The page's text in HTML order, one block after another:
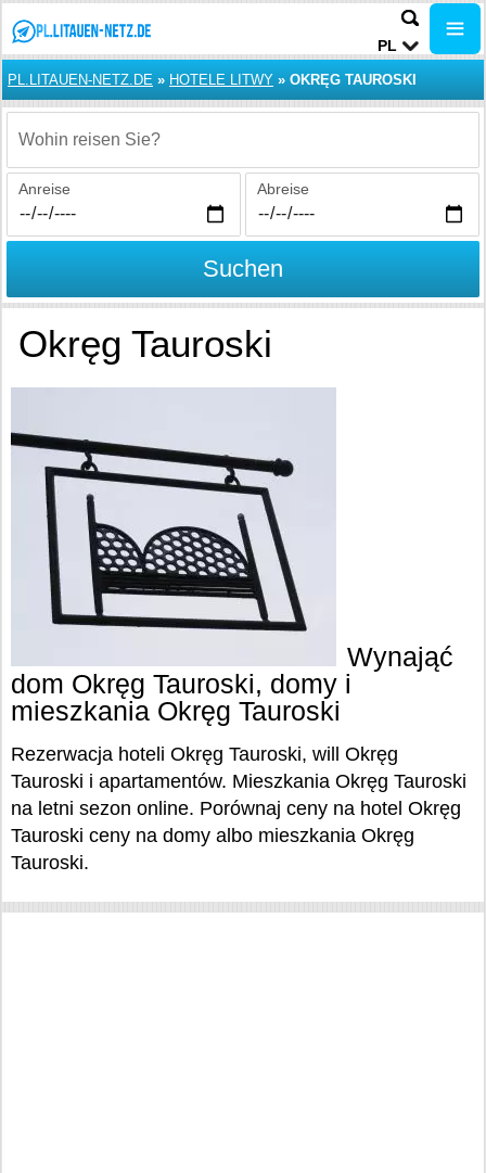
PL
PL.LITAUEN-NETZ.DE » HOTELE LITWY » OKRĘG TAUROSKI
Wohin reisen Sie?
Anreise Abreise
Suchen
Okręg Tauroski
Wynająć
dom Okręg Tauroski, domy i
mieszkania Okręg Tauroski
Rezerwacja hoteli Okręg Tauroski, will Okręg
Tauroski i apartamentów. Mieszkania Okręg Tauroski
na letni sezon online. Porównaj ceny na hotel Okręg
Tauroski ceny na domy albo mieszkania Okręg
Tauroski.